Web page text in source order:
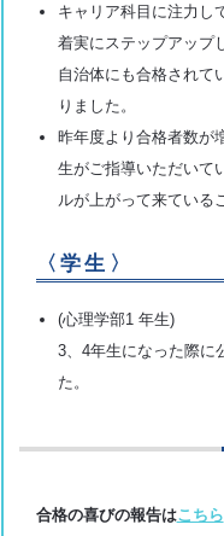
キャリア科目に注力し
着実にステップアップ
自治体にも合格されて
りました。
昨年度より合格者数が
生がご指導いただいて
ルが上がって来ている
〈学生〉
(心理学部1 年生)
3、4年生になった際に
た。
合格の喜びの報告はこちら